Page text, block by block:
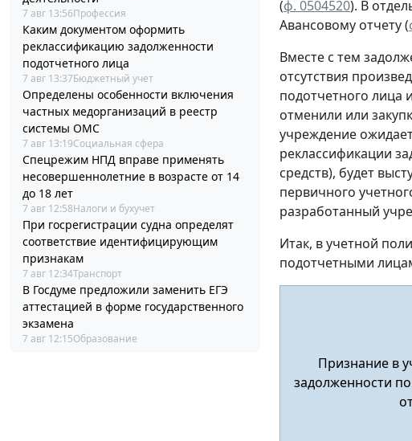
7 авг 13:56Профессия
Каким документом оформить
реклассификацию задолженности
подотчетного лица
7 авг 13:37Бюджетный учет
Определены особенности включения
частных медорганизаций в реестр
системы ОМС
7 авг 13:19Социальная сфера
Спецрежим НПД вправе применять
несовершеннолетние в возрасте от 14
до 18 лет
7 авг 12:58Налоги и бухучет
При госрегистрации судна определят
соответствие идентифицирующим
признакам
7 авг 12:34Транспорт
В Госдуме предложили заменить ЕГЭ
аттестацией в форме государственного
экзамена
7 авг 12:15Образование
(ф. 0504520). В
Авансовому отчету(
Вместе с тем
отсутствия
подотчетного лица
отменили или
учреждение
реклассификации
средств), будет
первичного
разработанный
Итак, в учетной
подотчетными
Признание в
задолженности